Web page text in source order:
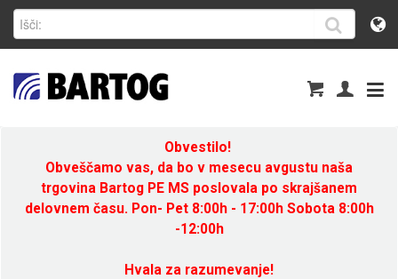
Obvestilo!
Obveščamo vas, da bo v mesecu avgustu naša
trgovina Bartog PE MS poslovala po skrajšanem
delovnem času. Pon- Pet 8:00h - 17:00h Sobota 8:00h
-12:00h
Hvala za razumevanje!